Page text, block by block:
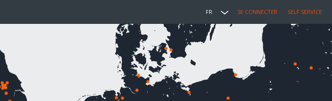
FR SE CONNECTER SELF SERVICE